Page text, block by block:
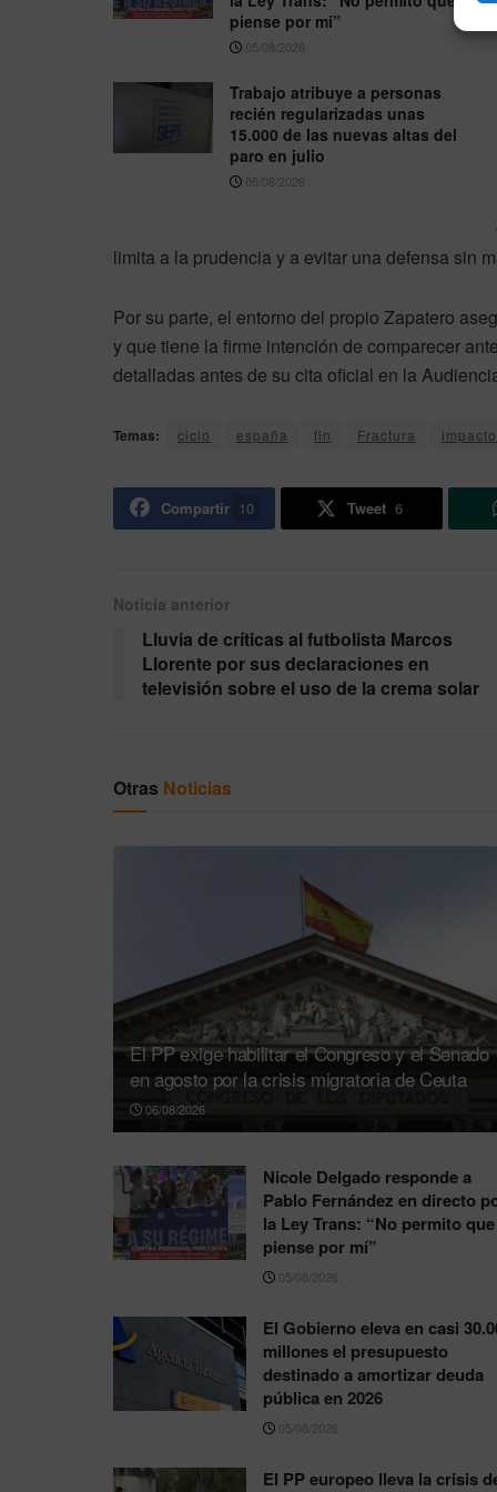
piense por mí”
05/08/2026
Trabajo atribuye a personas
recién regularizadas unas
15.000 de las nuevas altas del
paro en julio
05/08/2026
limita a la prudencia y a evitar una defensa sin
Por su parte, el entorno del propio Zapatero
y que tiene la firme intención de comparecer
detalladas antes de su cita oficial en la
Temas: ciclo españa fin Fractura impacto
Compartir 10 Tweet 6
Noticia anterior
Lluvia de críticas al futbolista Marcos
Llorente por sus declaraciones en
televisión sobre el uso de la crema solar
Otras Noticias
El PP exige habilitar el Congreso y el Senado
en agosto por la crisis migratoria de Ceuta
06/08/2026
Nicole Delgado responde a
Pablo Fernández en directo
la Ley Trans: “No permito que
piense por mí”
05/08/2026
El Gobierno eleva en casi
millones el presupuesto
destinado a amortizar deuda
pública en 2026
05/08/2026
El PP europeo lleva la crisis